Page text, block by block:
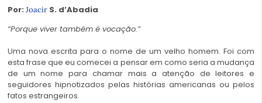
Por: Joacir S. d’Abadia
“Porque viver também é vocação.”
Uma nova escrita para o nome de um velho homem. Foi com
esta frase que eu comecei a pensar em como seria a mudança
de um nome para chamar mais a atenção de leitores e
seguidores hipnotizados pelas histórias americanas ou pelos
fatos estrangeiros.